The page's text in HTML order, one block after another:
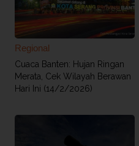
Regional
Cuaca Banten: Hujan Ringan
Merata, Cek Wilayah Berawan
Hari Ini (14/2/2026)